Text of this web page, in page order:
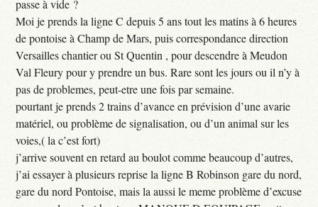
passe à vide ?
Moi je prends la ligne C depuis 5 ans tout les matins à 6 heures
de pontoise à Champ de Mars, puis correspondance direction
Versailles chantier ou St Quentin , pour descendre à Meudon
Val Fleury pour y prendre un bus. Rare sont les jours ou il n’y à
pas de problemes, peut-etre une fois par semaine.
pourtant je prends 2 trains d’avance en prévision d’une avarie
matériel, ou problème de signalisation, ou d’un animal sur les
voies,( la c’est fort)
j’arrive souvent en retard au boulot comme beaucoup d’autres,
j’ai essayer à plusieurs reprise la ligne B Robinson gare du nord,
gare du nord Pontoise, mais la aussi le meme problème d’excuse